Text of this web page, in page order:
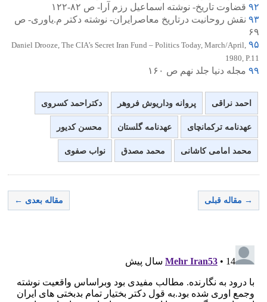
۹۲ قضاوت تاریخ- نوشته اسماعیل رزم آرا- ص ۸۲-۱۲۲
۹۳ نقش روحانیت درتاریخ معاصرایران- نوشته دکتر م.یاوری- ص
۶۹
۹۵ Daniel Drooze, The CIA’s Secret Iran Fund – Politics Today, March/April,
1980, P.11
۹۹ مجله دنیا جلد نهم ص ۱۶۰
احمد نراقی پروانه وداریوش فروهر دکتراحمد کسروی
عهدنامه ترکمانچای عهدنامه گلستان محسن کدیور
محمد امامی کاشانی محمد مصدق نواب صفوی
→ مقاله قبلی مقاله بعدی ←